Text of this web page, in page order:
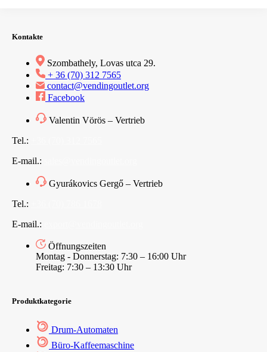
Kontakte
Szombathely, Lovas utca 29.
+ 36 (70) 312 7565
contact@vendingoutlet.org
Facebook
Valentin Vörös – Vertrieb
Tel.:
E-mail.:
Gyurákovics Gergő – Vertrieb
Tel.:
E-mail.:
Öffnungszeiten
Montag - Donnerstag: 7:30 – 16:00 Uhr
Freitag: 7:30 – 13:30 Uhr
Produktkategorie
Drum-Automaten
Büro-Kaffeemaschine